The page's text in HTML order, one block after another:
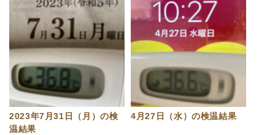
2023年7月31日（月）の検
温結果
4月27日（水）の検温結果